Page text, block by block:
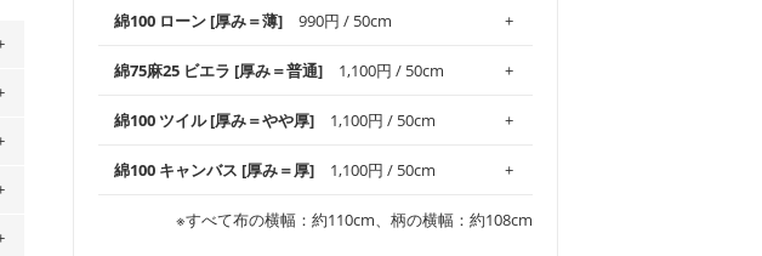
使いやすさNo.1！しなやかさと適度な張りを併せ持ち、
通気性の高さがオックス生地の特徴です。当サイトのオ
縫いやすいため、布小物全般にお使いいただけます。
※レッスンバッグ、上履き袋などの通園通学グッズには
などの布小物
・布団カバーなどの寝具、カーテン
柔らかくふんわりとした肌触りが特徴です。ベビー用品
やハンカチなど直接肌に触れるアイテムに最適です。高
シーズンで活躍してくれます。
・スタイ、おくるみなどのベビーグッズ
・ブラウス、チュニック、ワンピースなどの洋服
綿100 ローン [厚み＝薄] 990円 / 50cm
上質で薄手の平織りの生地です。軽やかさとなめらかな
手触りの良さが魅力。透け感があるので、涼しげなトッ
・ブラウス、シャツ、チュニックなどのトップス
綿75麻25 ビエラ [厚み＝普通] 1,100円 / 50cm
コットン75％リネン25％の当店のビエラ生地は、オック
ス生地よりもふんわりとした柔らかい質感と適度な落ち
綿100 ツイル [厚み＝やや厚] 1,100円 / 50cm
綾織りの生地です。しっかりとした張りと厚みがありな
がらも柔らかいのが特徴です。生地の厚みは中厚手で
綿100 キャンバス [厚み＝厚] 1,100円 / 50cm
※すべて布の横幅：約110cm、柄の横幅：約108cm